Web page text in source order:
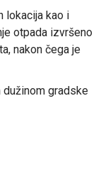
lokacija kao i
otpada izvršeno
nakon čega je
gradske